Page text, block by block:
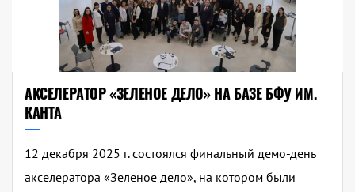
АКСЕЛЕРАТОР «ЗЕЛЕНОЕ ДЕЛО» НА БАЗЕ БФУ ИМ.
КАНТА
12 декабря 2025 г. состоялся финальный демо-день
акселератора «Зеленое дело», на котором были